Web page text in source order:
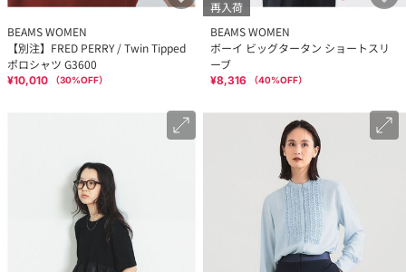
BEAMS WOMEN
【別注】FRED PERRY / Twin Tipped
ポロシャツ G3600
¥10,010 （30%OFF）
再入荷
BEAMS WOMEN
ボーイ ビッグタータン ショートスリ
ーブ
¥8,316 （40%OFF）